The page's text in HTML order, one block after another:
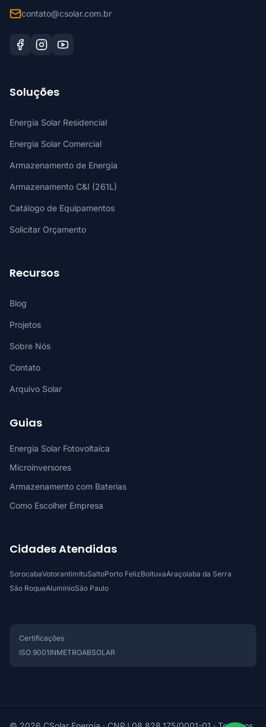
contato@csolar.com.br
Soluções
Energia Solar Residencial
Energia Solar Comercial
Armazenamento de Energia
Armazenamento C&I (261L)
Catálogo de Equipamentos
Solicitar Orçamento
Recursos
Blog
Projetos
Sobre Nós
Contato
Arquivo Solar
Guias
Energia Solar Fotovoltaica
Microinversores
Armazenamento com Baterias
Como Escolher Empresa
Cidades Atendidas
SorocabaVotorantimItuSaltoPorto FelizBoituvaAraçoiaba da Serra
São RoqueAlumínioSão Paulo
Certificações
ISO 9001INMETROABSOLAR